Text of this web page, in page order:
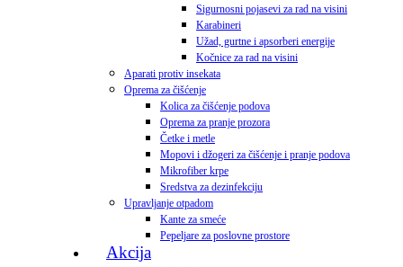
Sigurnosni pojasevi za rad na visini
Karabineri
Užad, gurtne i apsorberi energije
Kočnice za rad na visini
Aparati protiv insekata
Oprema za čišćenje
Kolica za čišćenje podova
Oprema za pranje prozora
Četke i metle
Mopovi i džogeri za čišćenje i pranje podova
Mikrofiber krpe
Sredstva za dezinfekciju
Upravljanje otpadom
Kante za smeće
Pepeljare za poslovne prostore
Akcija